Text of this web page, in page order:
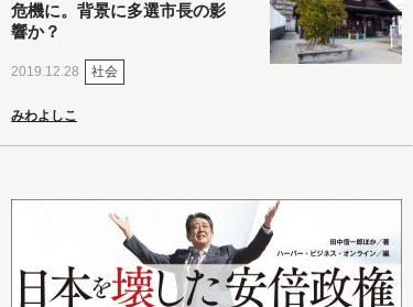
危機に。背景に多選市長の影
響か？
2019.12.28 社会
みわよしこ